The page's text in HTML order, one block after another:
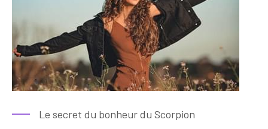
Le secret du bonheur du Scorpion